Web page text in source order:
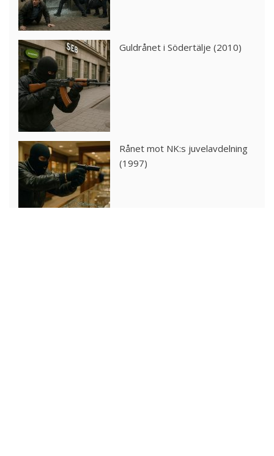
Guldrånet i Södertälje (2010)
Rånet mot NK:s juvelavdelning
(1997)